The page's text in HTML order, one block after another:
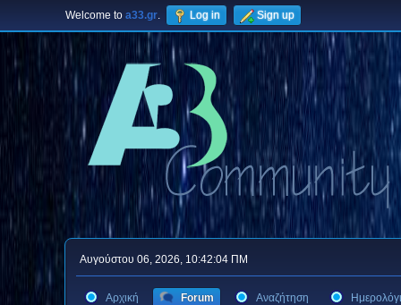
Welcome to a33.gr. Log in Sign up
Αυγούστου 06, 2026, 10:42:04 ΠΜ
Αρχική Forum Αναζήτηση